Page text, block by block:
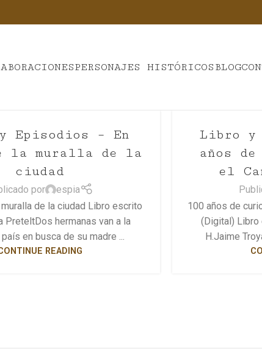
PERSONAJES HISTÓRICOS BLOG
Episodios – En
la muralla de la
ciudad
por
espia
muralla de la ciudad Libro escrito
PreteltDos hermanas van a la
en busca de su madre ...
READING
Libro y
años
el
100 años de
(Digital) Libro
H.Jaime